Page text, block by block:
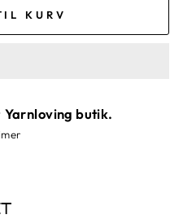
KURV
Yarnloving butik.